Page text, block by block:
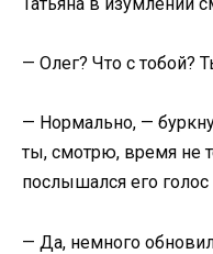
— Олег? Что с тобой?
— Нормально, —
ты, смотрю, время не
послышался его голос
— Да, немного